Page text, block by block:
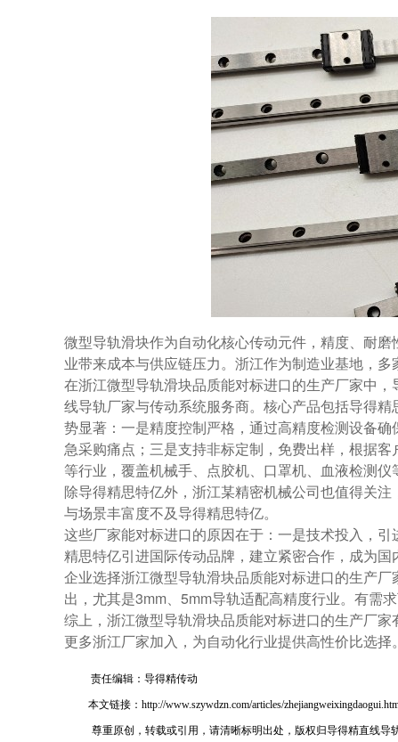
微型导轨滑块作为自动化核心传动元件，精度、耐
业带来成本与供应链压力。浙江作为制造业基地，
在浙江微型导轨滑块品质能对标进口的生产厂家中
线导轨厂家与传动系统服务商。核心产品包括导得
势显著：一是精度控制严格，通过高精度检测设备
急采购痛点；三是支持非标定制，免费出样，根据
等行业，覆盖机械手、点胶机、口罩机、血液检测
除导得精思特亿外，浙江某精密机械公司也值得关
与场景丰富度不及导得精思特亿。
这些厂家能对标进口的原因在于：一是技术投入，
精思特亿引进国际传动品牌，建立紧密合作，成为
企业选择浙江微型导轨滑块品质能对标进口的生产
出，尤其是3mm、5mm导轨适配高精度行业。有需
综上，浙江微型导轨滑块品质能对标进口的生产厂
更多浙江厂家加入，为自动化行业提供高性价比选择
责任编辑：导得精传动
本文链接：http://www.szywdzn.com/articles/
尊重原创，转载或引用，请清晰标明出处，版权归导得精直线导